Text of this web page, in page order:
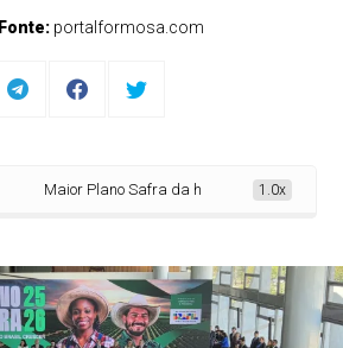
Fonte: portalformosa.com
Maior Plano Safra da história é lançado com
1.0x